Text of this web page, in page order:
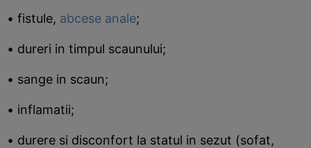
• fistule, abcese anale;
• dureri in timpul scaunului;
• sange in scaun;
• inflamatii;
• durere si disconfort la statul in sezut (sofat,